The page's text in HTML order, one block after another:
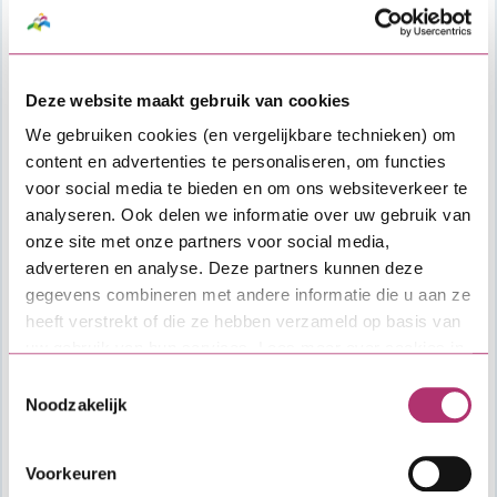
Deze website maakt gebruik van cookies
We gebruiken cookies (en vergelijkbare technieken) om
content en advertenties te personaliseren, om functies
voor social media te bieden en om ons websiteverkeer te
analyseren. Ook delen we informatie over uw gebruik van
onze site met onze partners voor social media,
adverteren en analyse. Deze partners kunnen deze
gegevens combineren met andere informatie die u aan ze
heeft verstrekt of die ze hebben verzameld op basis van
Noodzakelijk
Voorkeuren
Kosten
de lening met een minimum van €
1.500,- en een maximum van € 7.500,-.
Deze worden ingehouden op de SVn
Zakelijke lening.
Overige kosten, zoals kosten voor
financieel advies, taxatie en notaris.
Vragen?
contact opnemen met SVn. Voor vragen over
specifieke voorwaarden van de verordening
beschikbaar is voor deze lening, neem dan